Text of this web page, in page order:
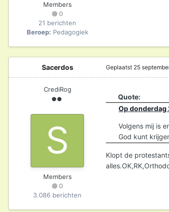
Members
0
21 berichten
Beroep: Pedagogiek
Sacerdos
CrediRog
Members
0
3.086 berichten
Geplaatst 25
Quote:
Op donderdag
Volgens mij is
God kunt
Klopt de